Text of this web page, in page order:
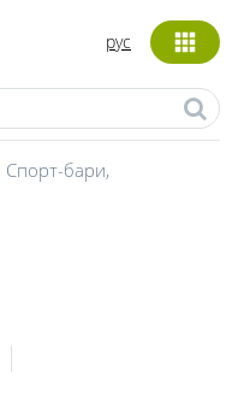
рус
Спорт-бари,